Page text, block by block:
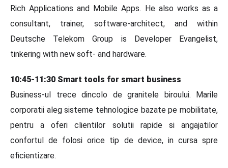
Rich Applications and Mobile Apps. He also works as a
consultant, trainer, software-architect, and within
Deutsche Telekom Group is Developer Evangelist,
tinkering with new soft- and hardware.
10:45-11:30 Smart tools for smart business
Business-ul trece dincolo de granitele biroului. Marile
corporatii aleg sisteme tehnologice bazate pe mobilitate,
pentru a oferi clientilor solutii rapide si angajatilor
confortul de folosi orice tip de device, in cursa spre
eficientizare.